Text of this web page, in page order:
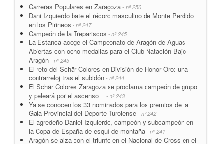
Carreras Populares en Zaragoza - nº 250
Dani Izquierdo bate el récord masculino de Monte Perdido
en los Pirineos - nº 247
Campeón de la Trepariscos - nº 245
La Estanca acoge el Campeonato de Aragón de Aguas
Abiertas con ocho medallas para el Club Natación Bajo
Aragón - nº 245
El reto del Schär Colores en División de Honor Oro: una
contrarreloj tras el subidón - nº 244
El Schär Colores Zaragoza se proclama campeón de grupo
y peleará por el ascenso
- nº 243
Ya se conocen los 33 nominados para los premios de la
Gala Provincial del Deporte Turolense - nº 242
El agredeño Daniel Izquierdo, campeón y subcampeón en
la Copa de España de esquí de montaña - nº 241
Aragón se alza con el triunfo en el Nacional de Cross en el